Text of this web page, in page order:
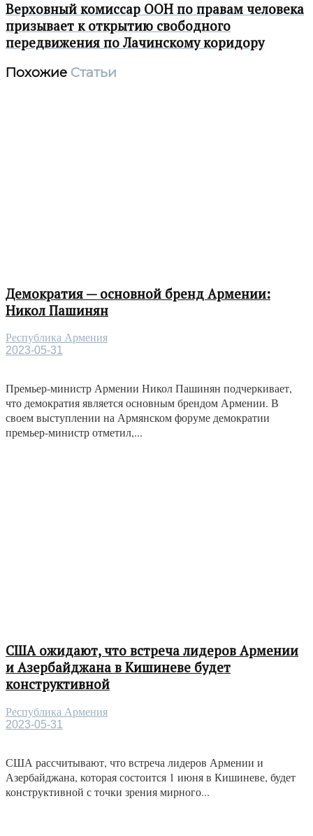
Верховный комиссар ООН по правам человека
призывает к открытию свободного
передвижения по Лачинскому коридору
Похожие Статьи
Демократия — основной бренд Армении:
Никол Пашинян
Республика Армения
2023-05-31
Премьер-министр Армении Никол Пашинян подчеркивает,
что демократия является основным брендом Армении. В
своем выступлении на Армянском форуме демократии
премьер-министр отметил,...
США ожидают, что встреча лидеров Армении
и Азербайджана в Кишиневе будет
конструктивной
Республика Армения
2023-05-31
США рассчитывают, что встреча лидеров Армении и
Азербайджана, которая состоится 1 июня в Кишиневе, будет
конструктивной с точки зрения мирного...